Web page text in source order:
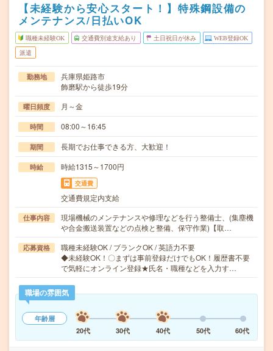
【未経験から安心スタート！】特殊鋼設備の
メンテナンス/日払いOK
職種未経験OK 交通費別途支給あり 土日祝日が休み WEB登録OK
派遣
勤務地
兵庫県姫路市
飾磨駅から徒歩19分
曜日頻度 月～金
時間 08:00～16:45
期間 長期でお仕事できる方、大歓迎！
時給 時給1315～1700円
交通費
交通費規定内支給
仕事内容
現場機械のメンテナンスや修理などを行う整備士、(集塵機
や合金搬送装置などの点検と整備、保守作業)【取…
応募資格
職種未経験OK / ブランクOK / 英語力不要
◆未経験OK！〇まずは事前登録だけでもOK！履歴書不要
で気軽にオンライン登録★氏名・職種などを入力す…
職場の雰囲気
年齢層
20代
30代 40代 50代 60代